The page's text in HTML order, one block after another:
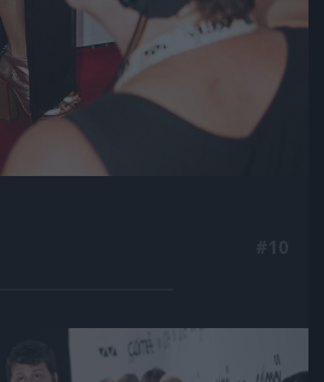
még kép!